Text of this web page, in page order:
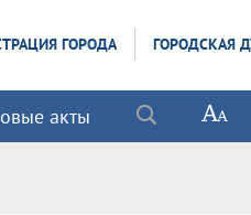
ГОРОДА ГОРОДСКАЯ
акты